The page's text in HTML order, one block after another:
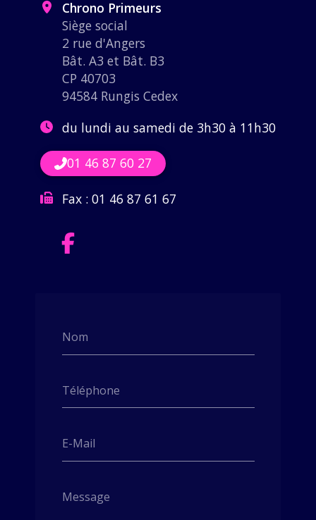
Nom
Téléphone
E-Mail
Message
Chrono Primeurs
Siège social
2 rue d'Angers
Bât. A3 et Bât. B3
CP 40703
94584 Rungis Cedex
du lundi au samedi de 3h30 à 11h30
01 46 87 60 27
Fax : 01 46 87 61 67